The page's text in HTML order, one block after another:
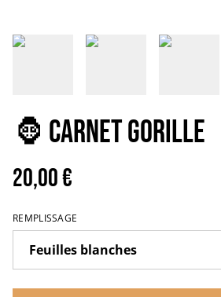
🦍 CARNET GORILLE
20,00 €
REMPLISSAGE